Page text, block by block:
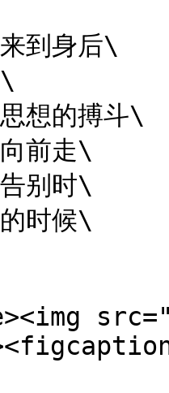
到身后\
想的搏斗\
前走\
别时\
时候\